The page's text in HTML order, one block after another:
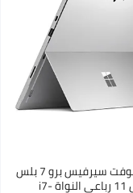
مايكروسوفت سيرفيس برو 7 بلس
إنتل الجيل 11 رباعي النواة i7-